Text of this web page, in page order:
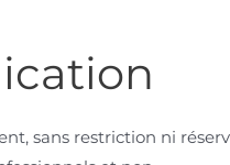
sans restriction ni